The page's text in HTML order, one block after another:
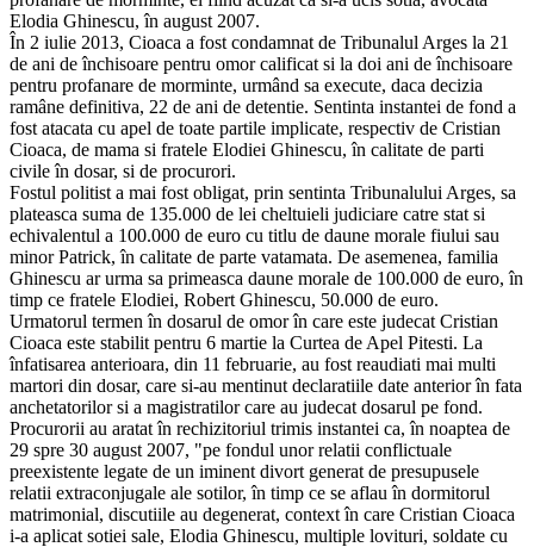
Elodia Ghinescu, în august 2007.
În 2 iulie 2013, Cioaca a fost condamnat de Tribunalul Arges la 21
de ani de închisoare pentru omor calificat si la doi ani de închisoare
pentru profanare de morminte, urmând sa execute, daca decizia
ramâne definitiva, 22 de ani de detentie. Sentinta instantei de fond a
fost atacata cu apel de toate partile implicate, respectiv de Cristian
Cioaca, de mama si fratele Elodiei Ghinescu, în calitate de parti
civile în dosar, si de procurori.
Fostul politist a mai fost obligat, prin sentinta Tribunalului Arges, sa
plateasca suma de 135.000 de lei cheltuieli judiciare catre stat si
echivalentul a 100.000 de euro cu titlu de daune morale fiului sau
minor Patrick, în calitate de parte vatamata. De asemenea, familia
Ghinescu ar urma sa primeasca daune morale de 100.000 de euro, în
timp ce fratele Elodiei, Robert Ghinescu, 50.000 de euro.
Urmatorul termen în dosarul de omor în care este judecat Cristian
Cioaca este stabilit pentru 6 martie la Curtea de Apel Pitesti. La
înfatisarea anterioara, din 11 februarie, au fost reaudiati mai multi
martori din dosar, care si-au mentinut declaratiile date anterior în fata
anchetatorilor si a magistratilor care au judecat dosarul pe fond.
Procurorii au aratat în rechizitoriul trimis instantei ca, în noaptea de
29 spre 30 august 2007, "pe fondul unor relatii conflictuale
preexistente legate de un iminent divort generat de presupusele
relatii extraconjugale ale sotilor, în timp ce se aflau în dormitorul
matrimonial, discutiile au degenerat, context în care Cristian Cioaca
i-a aplicat sotiei sale, Elodia Ghinescu, multiple lovituri, soldate cu